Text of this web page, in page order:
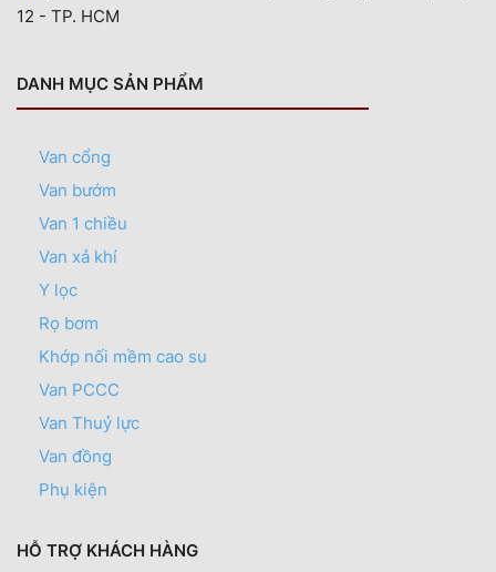
12 - TP. HCM
DANH MỤC SẢN PHẨM
Van cổng
Van bướm
Van 1 chiều
Van xả khí
Y lọc
Rọ bơm
Khớp nối mềm cao su
Van PCCC
Van Thuỷ lực
Van đồng
Phụ kiện
HỖ TRỢ KHÁCH HÀNG